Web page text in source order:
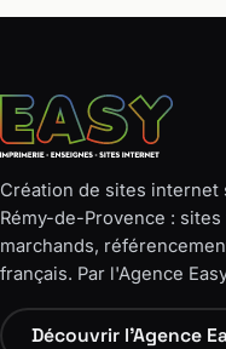
Création de sites internet
Rémy-de-Provence :
marchands,
français. Par l'Agence
Découvrir l'Agence